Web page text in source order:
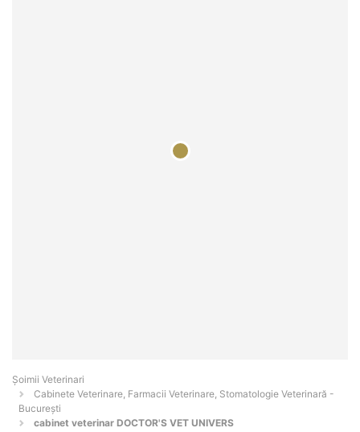
Șoimii Veterinari
Cabinete Veterinare, Farmacii Veterinare, Stomatologie Veterinară -
Bucureşti
cabinet veterinar DOCTOR'S VET UNIVERS